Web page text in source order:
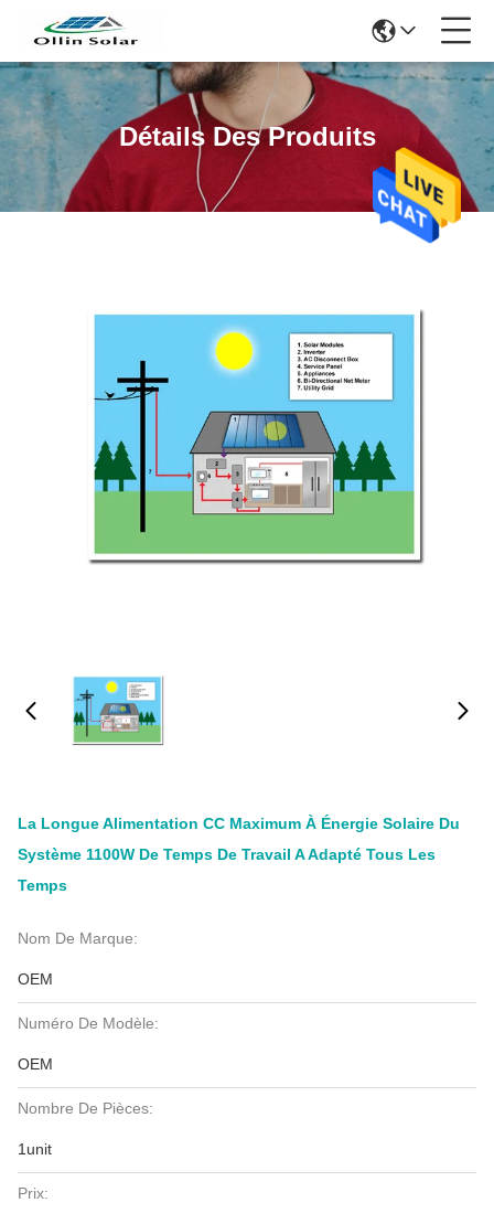
Détails Des Produits
La Longue Alimentation CC Maximum À Énergie Solaire Du
Système 1100W De Temps De Travail A Adapté Tous Les
Temps
Nom De Marque:
OEM
Numéro De Modèle:
OEM
Nombre De Pièces:
1unit
Prix: